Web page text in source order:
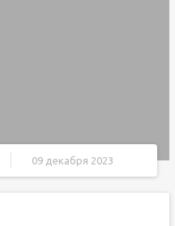
09 декабря 2023